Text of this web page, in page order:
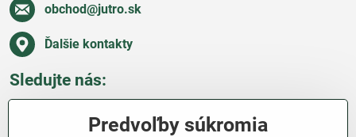
obchod​@jutro​.sk
Ďalšie kontakty
Sledujte nás:
Predvoľby súkromia